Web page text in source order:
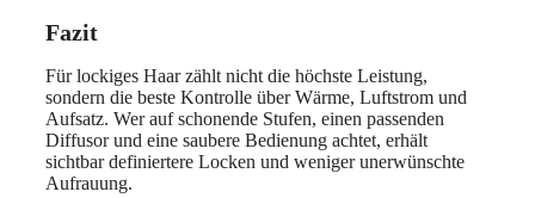
Fazit
Für lockiges Haar zählt nicht die höchste Leistung,
sondern die beste Kontrolle über Wärme, Luftstrom und
Aufsatz. Wer auf schonende Stufen, einen passenden
Diffusor und eine saubere Bedienung achtet, erhält
sichtbar definiertere Locken und weniger unerwünschte
Aufrauung.